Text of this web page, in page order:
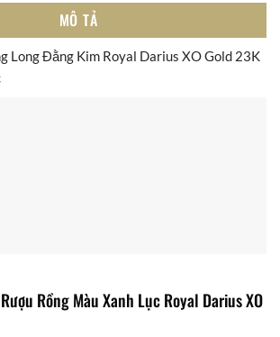
MÔ TẢ
Long Đằng Kim Royal Darius XO Gold 23K
Rồng Màu Xanh Lục Royal Darius XO